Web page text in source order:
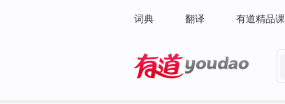
词典 翻译 有道精品课